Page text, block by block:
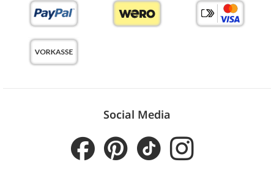
Social Media